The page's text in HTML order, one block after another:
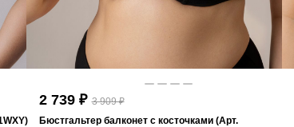
2 739 ₽ 3 909 ₽
Бюстгальтер балконет с косточками (Арт.